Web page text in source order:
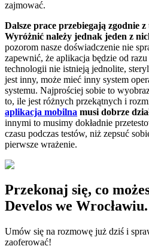
zajmować.
Dalsze prace przebiegają zgodnie
Wyróżnić należy jednak jeden z
pozorom nasze doświadczenie nie
zapewnić, że aplikacja będzie od
technologii nie istnieją jednolite,
jest inny, może mieć inny system
systemu. Najprościej sobie to
to, ile jest różnych przekątnych i
aplikacja mobilna musi dobrze
innymi to musimy dokładnie
czasu podczas testów, niż zepsuć
pierwsze wrażenie.
Przekonaj się, co
Develos we Wrocławiu.
Umów się na rozmowę już dziś i
zaoferować!